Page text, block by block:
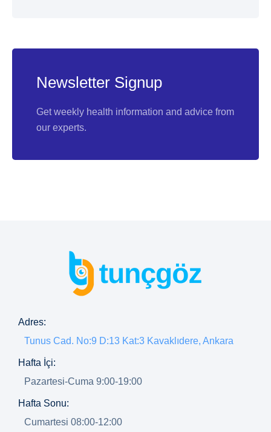
Newsletter Signup
Get weekly health information and advice from
our experts.
Adres:
Tunus Cad. No:9 D:13 Kat:3 Kavaklıdere, Ankara
Hafta İçi:
Pazartesi-Cuma 9:00-19:00
Hafta Sonu:
Cumartesi 08:00-12:00